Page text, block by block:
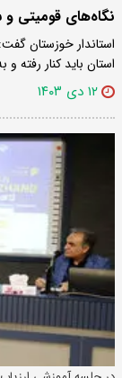
نگاه‌های قومیتی
استاندار خوزستان
استان باید کنار رفته
۱۲ دی ۱۴۰۳